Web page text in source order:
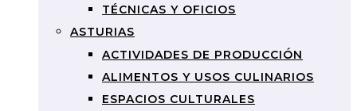
TÉCNICAS Y OFICIOS
ASTURIAS
ACTIVIDADES DE PRODUCCIÓN
ALIMENTOS Y USOS CULINARIOS
ESPACIOS CULTURALES